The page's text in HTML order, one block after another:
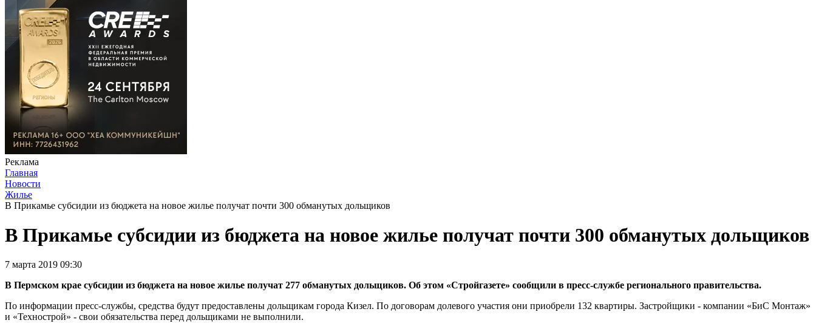
Реклама
Главная
Новости
Жилье
В Прикамье субсидии из бюджета на новое жилье получат почти 300 обманутых дольщиков
В Прикамье субсидии из бюджета на новое жилье получат почти 300 обманутых дольщиков
7 марта 2019 09:30
В Пермском крае субсидии из бюджета на новое жилье получат 277 обманутых дольщиков. Об этом «Стройгазете» сообщили в пресс-службе регионального правительства.
По информации пресс-службы, средства будут предоставлены дольщикам города Кизел. По договорам долевого участия они приобрели 132 квартиры. Застройщики - компании «БиС Монтаж»
и «Технострой» - свои обязательства перед дольщиками не выполнили.